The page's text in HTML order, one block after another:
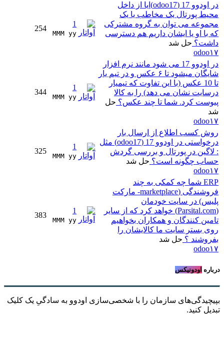
در اودوو 17 (odoo17)ایا از داخل
محیط پورتال یک مخاطب یا یک
مجموعه می توان به گروه مشترکی
که با او یا ایشان داریم هم دسترسی
داشت؟ حل شد
odoo۱۷
1
MMM yy
254
در اودوو 17 می شود مانند نرم افزار
شایگان میشود تا ۶ عکس و در تیم یار
تا 10 عکس (با این تفاوت که تیمیار
درسایت نشان می دهد) را به کالا
پیوست کرد. شما تا چند عکس؟ حل
شد
odoo۱۷
1
MMM yy
344
روش کسب اطلاع از ارسال بار
درخواستی در اودوو 17 (odoo17) مثل
: لاگین در پورتال و بررسی گردش
حساب چگونه است؟ حل شد
odoo۱۷
1
MMM yy
325
ERP شما چه کمکی به چند
فروشندگی (marketplace- مارکت
پلیس) در سایت خودمان
(Parsital.com) خواهد کرد که از سایر
تامین کنندگان و همکاران بخواهیم
روی بستر سایت ما کالایشان را
بفروشند ؟ حل شد
odoo۱۷
1
MMM yy
383
درباره اودونیکس
بپیچیدگی‌های سازمان را با شخصی‌سازی اودوو به سادگیِ یک کلیک
تبدیل کنید.